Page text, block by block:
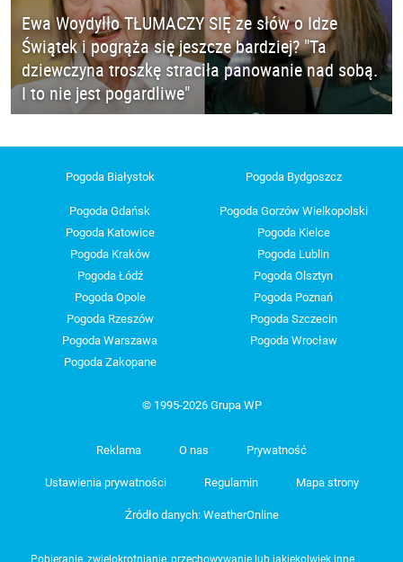
Ewa Woydyłło TŁUMACZY SIĘ ze słów o Idze
Świątek i pogrąża się jeszcze bardziej? "Ta
dziewczyna troszkę straciła panowanie nad sobą.
I to nie jest pogardliwe"
Pogoda Białystok Pogoda Bydgoszcz
Pogoda Gdańsk
Pogoda Gorzów Wielkopolski
Pogoda Katowice
Pogoda Kielce
Pogoda Kraków
Pogoda Lublin
Pogoda Łódź
Pogoda Olsztyn
Pogoda Opole
Pogoda Poznań
Pogoda Rzeszów
Pogoda Szczecin
Pogoda Warszawa
Pogoda Wrocław
Pogoda Zakopane
© 1995-2026 Grupa WP
Reklama O nas Prywatność
Ustawienia prywatności Regulamin Mapa strony
Źródło danych: WeatherOnline
Pobieranie, zwielokrotnianie, przechowywanie lub jakiekolwiek inne